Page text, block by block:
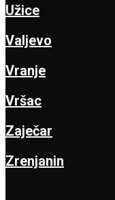
Užice
Valjevo
Vranje
Vršac
Zaječar
Zrenjanin